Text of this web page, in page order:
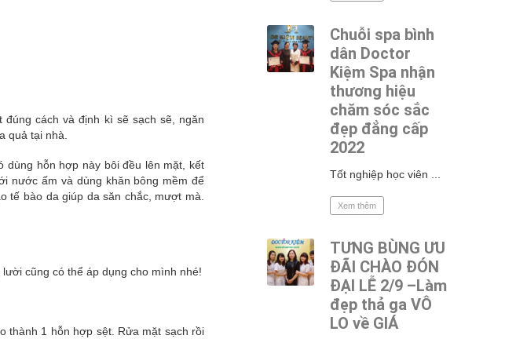
cách và định kì sẽ sạch sẽ, ngăn
quả tại nhà.
hỗn hợp này bôi đều lên mặt, kết
nước ấm và dùng khăn bông mềm để
tế bào da giúp da săn chắc, mượt mà.
cũng có thể áp dụng cho mình nhé!
thành 1 hỗn hợp sệt. Rửa mặt sạch rồi
Chuỗi spa bình
dân Doctor
Kiệm Spa nhận
thương hiệu
chăm sóc sắc
đẹp đẳng cấp
2022
Tốt nghiệp học viên ...
Xem thêm
TƯNG BÙNG ƯU
ĐÃI CHÀO ĐÓN
ĐẠI LỄ 2/9 –Làm
đẹp thả ga VÔ
LO về GIÁ